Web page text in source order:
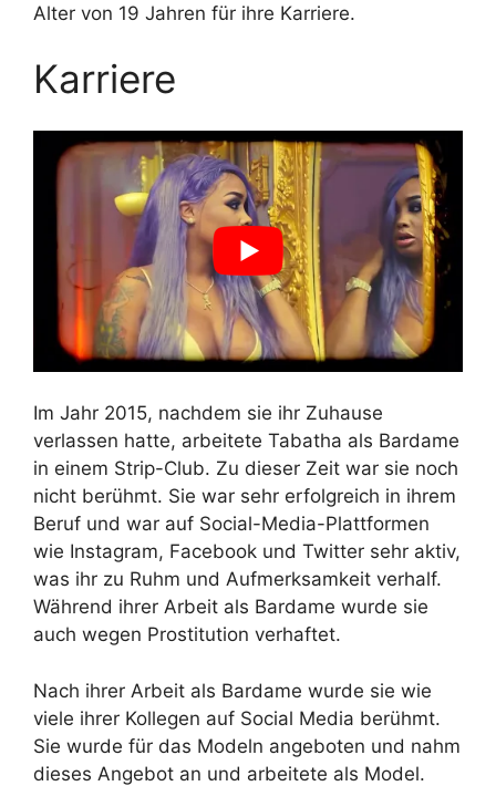
Alter von 19 Jahren für ihre Karriere.
Karriere
Im Jahr 2015, nachdem sie ihr Zuhause
verlassen hatte, arbeitete Tabatha als Bardame
in einem Strip-Club. Zu dieser Zeit war sie noch
nicht berühmt. Sie war sehr erfolgreich in ihrem
Beruf und war auf Social-Media-Plattformen
wie Instagram, Facebook und Twitter sehr aktiv,
was ihr zu Ruhm und Aufmerksamkeit verhalf.
Während ihrer Arbeit als Bardame wurde sie
auch wegen Prostitution verhaftet.
Nach ihrer Arbeit als Bardame wurde sie wie
viele ihrer Kollegen auf Social Media berühmt.
Sie wurde für das Modeln angeboten und nahm
dieses Angebot an und arbeitete als Model.